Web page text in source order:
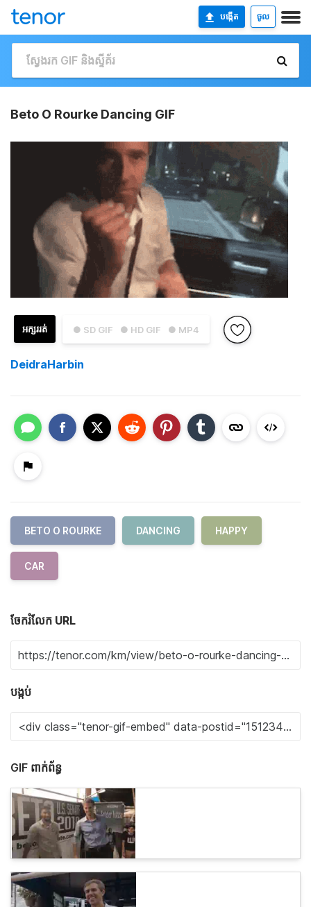
បង្កើត ចូល
Beto O Rourke Dancing GIF
● SD GIF ● HD GIF ● MP4
អក្សររត់
DeidraHarbin
BETO O ROURKE DANCING HAPPY
CAR
ចែករំលែក URL
បង្កប់
GIF ពាក់ព័ន្ធ